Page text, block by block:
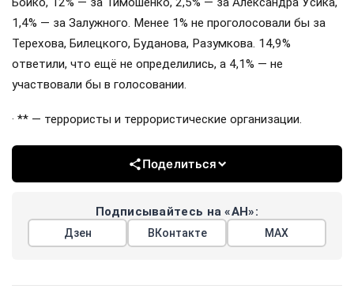
1,4% — за Залужного. Менее 1% не проголосовали бы за
Терехова, Билецкого, Буданова, Разумкова. 14,9%
ответили, что ещё не определились, а 4,1% — не
участвовали бы в голосовании.
· ** — террористы и террористические организации.
Поделиться
Подписывайтесь на «АН»:
Дзен ВКонтакте МАХ